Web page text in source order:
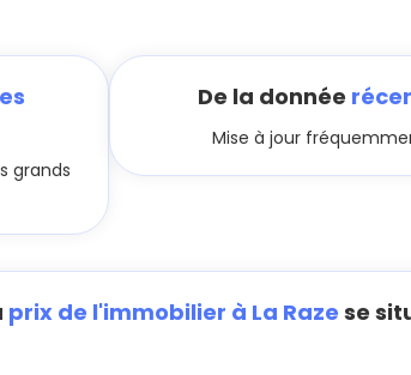
grands
De la donnée
Mise à jour
prix de l'immobilier à La Raze se